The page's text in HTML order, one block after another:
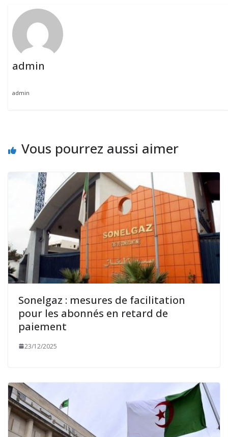
admin
admin
Vous pourrez aussi aimer
Sonelgaz : mesures de facilitation
pour les abonnés en retard de
paiement
23/12/2025